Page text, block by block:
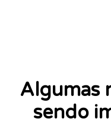
Algumas
sendo